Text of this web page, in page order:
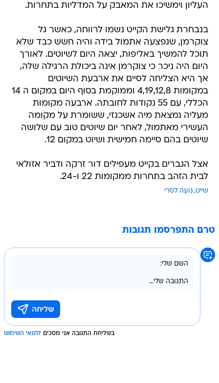
העליון וימשיכו את המאבק על המדליות בתחרות.
בנבחרת גלישת הקייט נשמו לרווחה, כאשר גל
צוקרמן, שנפצעה אתמול בידה והיה חשש כבד שלא
תוכל להמשיך באליפות, יצאה היום לשיוטים. לאורך
היום היה ניכר כי צוקרמן אינה ביכולת הרגילה שלה,
אך היא הצליחה לסיים את ארבעת השיוטים
במקומות 4,19,12,8 וממוקמת בסוף היום במקום ה 14
הכללי, עם 55 נקודות לחובתה. ארבעה מקומות
מעליה נמצאת מיה אשכנזי, ששומרת על מקומה
העשירי מאתמול, לאחר יום שיוטים טוב עם שלושה
שיוטים בהם סיימה חמישית ושיוט במקום 12.
אצל הגברים בקייט מעפילים דור זרקה ודביר אזולאי
לבית הזהב בתחרות ממקומות 22 ו-24.
שייט נועה לסרי
טרם התפרסמו תגובות
בשליחת התגובה אני מסכים לתנאי השימוש